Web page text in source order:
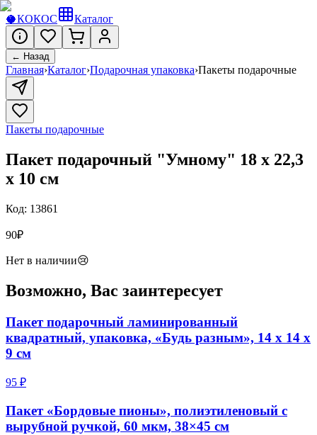
🥥КОКОС Каталог
← Назад
Главная›Каталог›Подарочная упаковка›Пакеты подарочные
Пакеты подарочные
Пакет подарочный "Умному" 18 х 22,3
х 10 см
Код: 13861
90₽
Нет в наличии😢
Возможно, Вас заинтересует
Пакет подарочный ламинированный
квадратный, упаковка, «Будь разным», 14 х 14 х
9 см
95 ₽
Пакет «Бордовые пионы», полиэтиленовый с
вырубной ручкой, 60 мкм, 38×45 см